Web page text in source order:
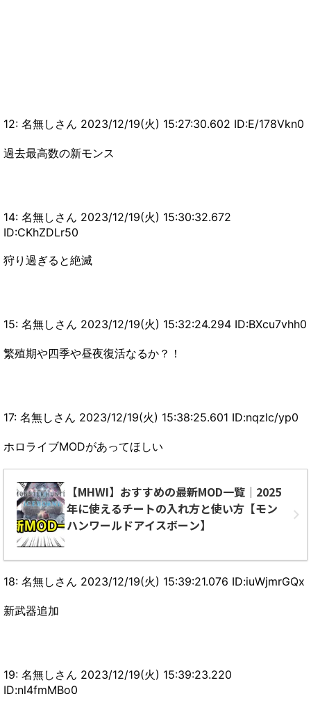
12: 名無しさん 2023/12/19(火) 15:27:30.602 ID:E/178Vkn0
過去最高数の新モンス
14: 名無しさん 2023/12/19(火) 15:30:32.672
ID:CKhZDLr50
狩り過ぎると絶滅
15: 名無しさん 2023/12/19(火) 15:32:24.294 ID:BXcu7vhh0
繁殖期や四季や昼夜復活なるか？！
17: 名無しさん 2023/12/19(火) 15:38:25.601 ID:nqzlc/yp0
ホロライブMODがあってほしい
【MHWI】おすすめの最新MOD一覧｜2025
年に使えるチートの入れ方と使い方【モン
ハンワールドアイスボーン】
18: 名無しさん 2023/12/19(火) 15:39:21.076 ID:iuWjmrGQx
新武器追加
19: 名無しさん 2023/12/19(火) 15:39:23.220
ID:nl4fmMBo0